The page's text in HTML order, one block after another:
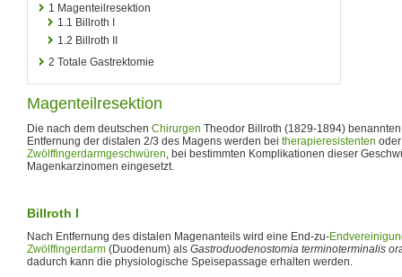
1 Magenteilresektion
1.1 Billroth I
1.2 Billroth II
2 Totale Gastrektomie
Magenteilresektion
Die nach dem deutschen Chirurgen Theodor Billroth (1829-1894)
Entfernung der distalen 2/3 des Magens werden bei therapieresistenten
Zwölffingerdarmgeschwüren, bei bestimmten Komplikationen dieser
Magenkarzinomen eingesetzt.
Billroth I
Nach Entfernung des distalen Magenanteils wird eine End-zu-
Zwölffingerdarm (Duodenum) als Gastroduodenostomia terminoterminalis
dadurch kann die physiologische Speisepassage erhalten werden.